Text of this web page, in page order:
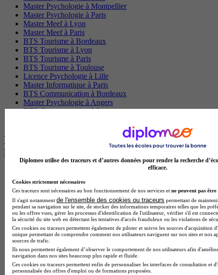
Master Psychologie à Montpellier
Master Psychologie à Paris
Master Meef à Lyon
Master Meef à Paris
BTS Tourisme à Bordeaux
BTS Tourisme à Lyon
BTS Tourisme à Paris
BTS Tourisme à Toulouse
Licence Psychologie à Lille
Master Informatique à Paris
BTS Communication à Bordeaux
Master Psychologie à Angers
BTS Communication à Lyon
Les intitulés de diplôme par alternance
les plus recherchés
BTS Dietetique en alternance
BTS Mco en alternance
BTS Pi en alternance
BTS Sp3s en alternance
Master CCA en alternance
BTS Ndrc en alternance
BTS Sam en alternance
Cap Fleuriste en alternance
BTS Sio en alternance
MSc Marketing Digital en alternance
BTS Gpme en alternance
Diplomeo utilise des traceurs et d’autres données pour rendre la recherche
efficace.
Cookies strictement nécessaires
Ces traceurs sont nécessaires au bon fonctionnement de nos services et ne peuvent pas être
Il s'agit notamment de l'ensemble des cookies ou traceurs permettant de
pendant sa navigation sur le site, de stocker des informations temporaires telles que les
ou les offres vues, gérer les processus d'identification de l'utilisateur, vérifier s'il est
la sécurité du site web en détectant les tentatives d'accès frauduleux ou les violations de
Ces cookies ou traceurs permettent également de piloter et suivre les sources d'acquisition
unique permettant de comprendre comment nos utilisateurs naviguent sur nos sites et nos
sources de trafic.
Ils nous permettent également d’observer le comportement de nos utilisateurs afin
navigation dans nos sites beaucoup plus rapide et fluide.
Ces cookies ou traceurs permettent enfin de personnaliser les interfaces de consultation et
personnalisée des offres d'emploi ou de formations proposées.